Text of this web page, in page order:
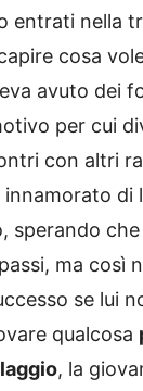
entrati nella
cosa
avuto dei
per cui
con altri
di
sperando
ma così
se lui
qualcosa
, la